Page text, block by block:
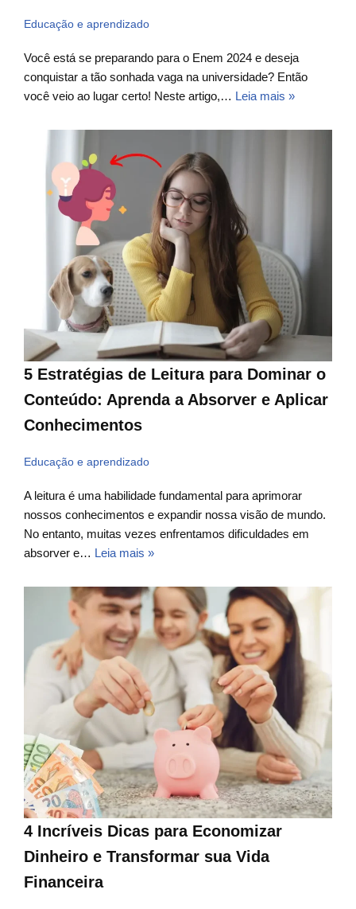
Educação e aprendizado
Você está se preparando para o Enem 2024 e deseja
conquistar a tão sonhada vaga na universidade? Então
você veio ao lugar certo! Neste artigo,… Leia mais »
5 Estratégias de Leitura para Dominar o
Conteúdo: Aprenda a Absorver e Aplicar
Conhecimentos
Educação e aprendizado
A leitura é uma habilidade fundamental para aprimorar
nossos conhecimentos e expandir nossa visão de mundo.
No entanto, muitas vezes enfrentamos dificuldades em
absorver e… Leia mais »
4 Incríveis Dicas para Economizar
Dinheiro e Transformar sua Vida
Financeira